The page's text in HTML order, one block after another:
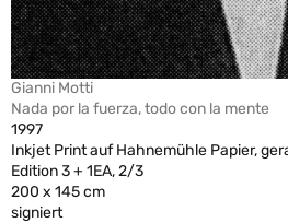
Gianni Motti
Nada por la fuerza, todo con la mente
1997
Inkjet Print auf Hahnemühle Papier,
Edition 3 + 1EA, 2/3
200 x 145 cm
signiert